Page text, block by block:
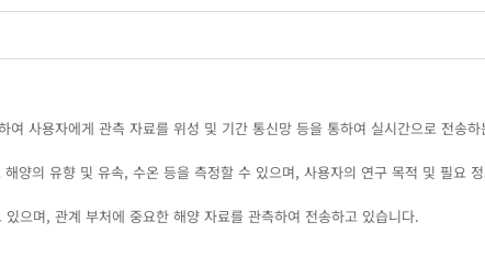
사용자에게 관측 자료를 위성 및 기간 통신망 등을 통하여 실시간으로 전송
양의 유향 및 유속, 수온 등을 측정할 수 있으며, 사용자의 연구 목적 및 필요
으며, 관계 부처에 중요한 해양 자료를 관측하여 전송하고 있습니다.